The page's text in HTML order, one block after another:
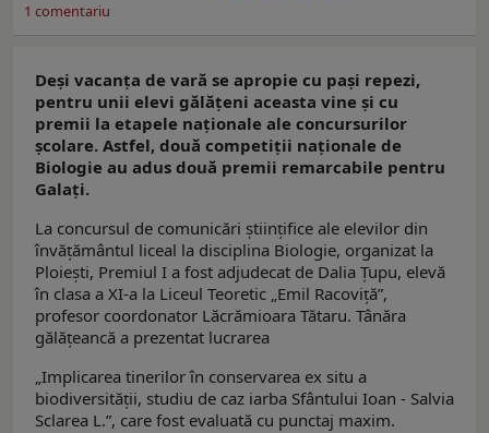
1 comentariu
Deși vacanța de vară se apropie cu pași repezi,
pentru unii elevi gălățeni aceasta vine şi cu
premii la etapele naționale ale concursurilor
şcolare. Astfel, două competiții naționale de
Biologie au adus două premii remarcabile pentru
Galați.
La concursul de comunicări științifice ale elevilor din
învățământul liceal la disciplina Biologie, organizat la
Ploiești, Premiul I a fost adjudecat de Dalia Țupu, elevă
în clasa a XI-a la Liceul Teoretic „Emil Racoviță”,
profesor coordonator Lăcrămioara Tătaru. Tânăra
gălățeancă a prezentat lucrarea
„Implicarea tinerilor în conservarea ex situ a
biodiversității, studiu de caz iarba Sfântului Ioan - Salvia
Sclarea L.”, care fost evaluată cu punctaj maxim.